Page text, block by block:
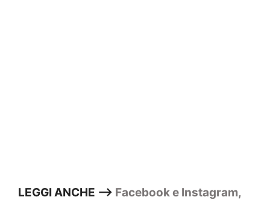
LEGGI ANCHE –> Facebook e Instagram,